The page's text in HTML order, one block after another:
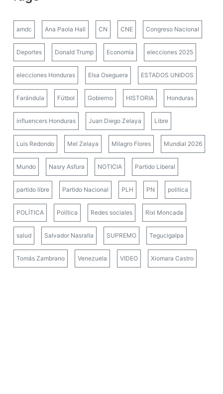
amdc Ana Paola Hall CN CNE Congreso Nacional
Deportes Donald Trump Economía elecciones 2025
elecciones Honduras Elsa Oseguera ESTADOS UNIDOS
Farándula Fútbol Gobierno HISTORIA Honduras
influencers Honduras Juan Diego Zelaya Libre
Luis Redondo Mel Zelaya Milagro Flores Mundial 2026
Mundo Nasry Asfura NOTICIA Partido Liberal
partido libre Partido Nacional PLH PN politica
POLÍTICA Política Redes sociales Rixi Moncada
salud Salvador Nasralla SUPREMO Tegucigalpa
Tomás Zambrano Venezuela VIDEO Xiomara Castro